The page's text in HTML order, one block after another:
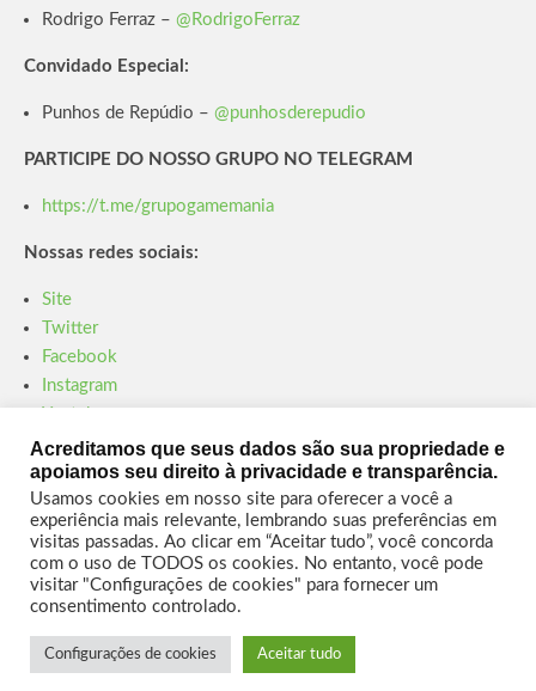
Rodrigo Ferraz – @RodrigoFerraz
Convidado Especial:
Punhos de Repúdio – @punhosderepudio
PARTICIPE DO NOSSO GRUPO NO TELEGRAM
https://t.me/grupogamemania
Nossas redes sociais:
Site
Twitter
Facebook
Instagram
Twitch
Parceiro – Xboxmania
Site Xboxmania
Facebook
Twitter
Youtube
Acreditamos que seus dados são sua propriedade e
apoiamos seu direito à privacidade e transparência.
Usamos cookies em nosso site para oferecer a você a
experiência mais relevante, lembrando suas preferências em
visitas passadas. Ao clicar em “Aceitar tudo”, você concorda
com o uso de TODOS os cookies. No entanto, você pode
visitar "Configurações de cookies" para fornecer um
consentimento controlado.
Configurações de cookies Aceitar tudo